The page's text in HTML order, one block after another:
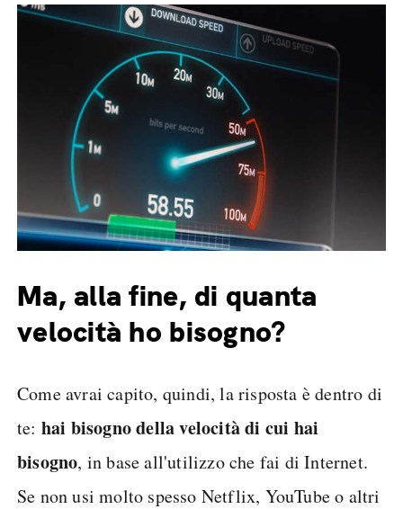
Ma, alla fine, di quanta
velocità ho bisogno?
Come avrai capito, quindi, la risposta è dentro di
te: hai bisogno della velocità di cui hai
bisogno, in base all'utilizzo che fai di Internet.
Se non usi molto spesso Netflix, YouTube o altri